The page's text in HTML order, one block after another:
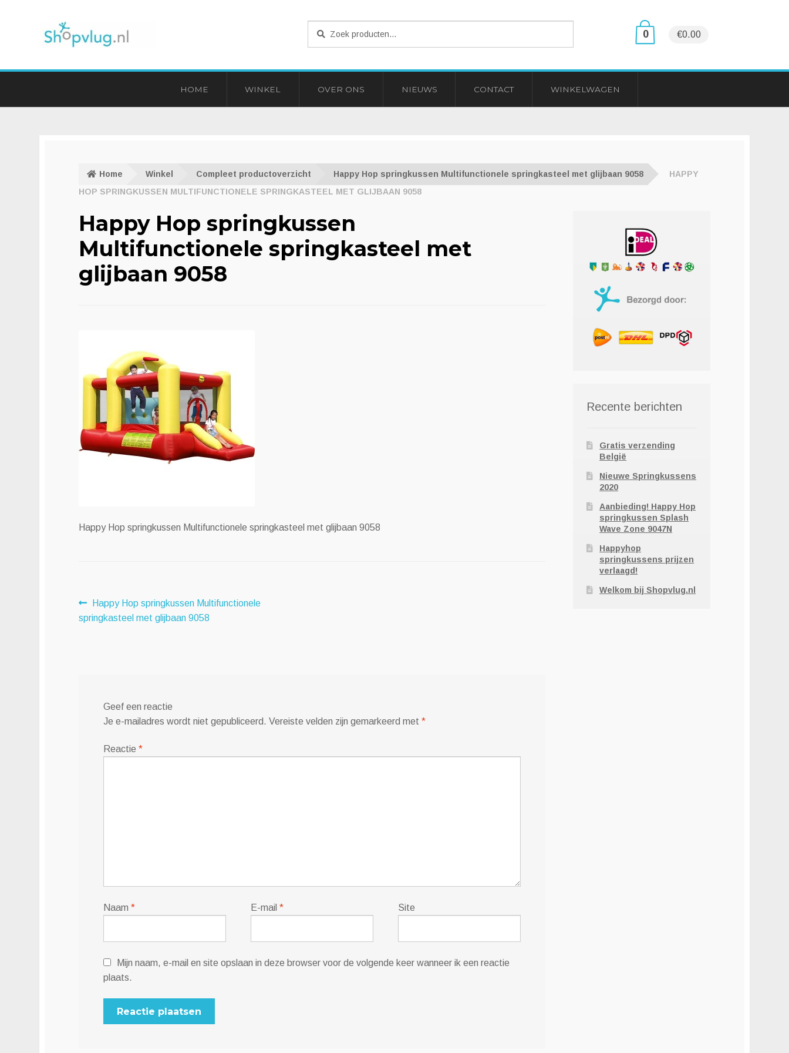
naar:
0 €0.00
HOME WINKEL OVER ONS NIEUWS CONTACT WINKELWAGEN
Home Winkel Compleet productoverzicht Happy Hop springkussen Multifunctionele springkasteel met glijbaan 9058
HAPPY
HOP SPRINGKUSSEN MULTIFUNCTIONELE SPRINGKASTEEL MET GLIJBAAN 9058
Happy Hop springkussen
Multifunctionele springkasteel met
glijbaan 9058
Happy Hop springkussen Multifunctionele springkasteel met glijbaan 9058
Bericht
navigatie
Vorig
bericht:
Happy Hop springkussen Multifunctionele
springkasteel met glijbaan 9058
Geef een reactie
Je e-mailadres wordt niet gepubliceerd. Vereiste velden zijn gemarkeerd met*
Reactie*
Naam* E-mail* Site
Mijn naam, e-mail en site opslaan in deze browser voor de volgende keer wanneer ik een reactie
plaats.
Recente berichten
Gratis verzending
België
Nieuwe Springkussens
2020
Aanbieding! Happy Hop
springkussen Splash
Wave Zone 9047N
Happyhop
springkussens prijzen
verlaagd!
Welkom bij Shopvlug.nl